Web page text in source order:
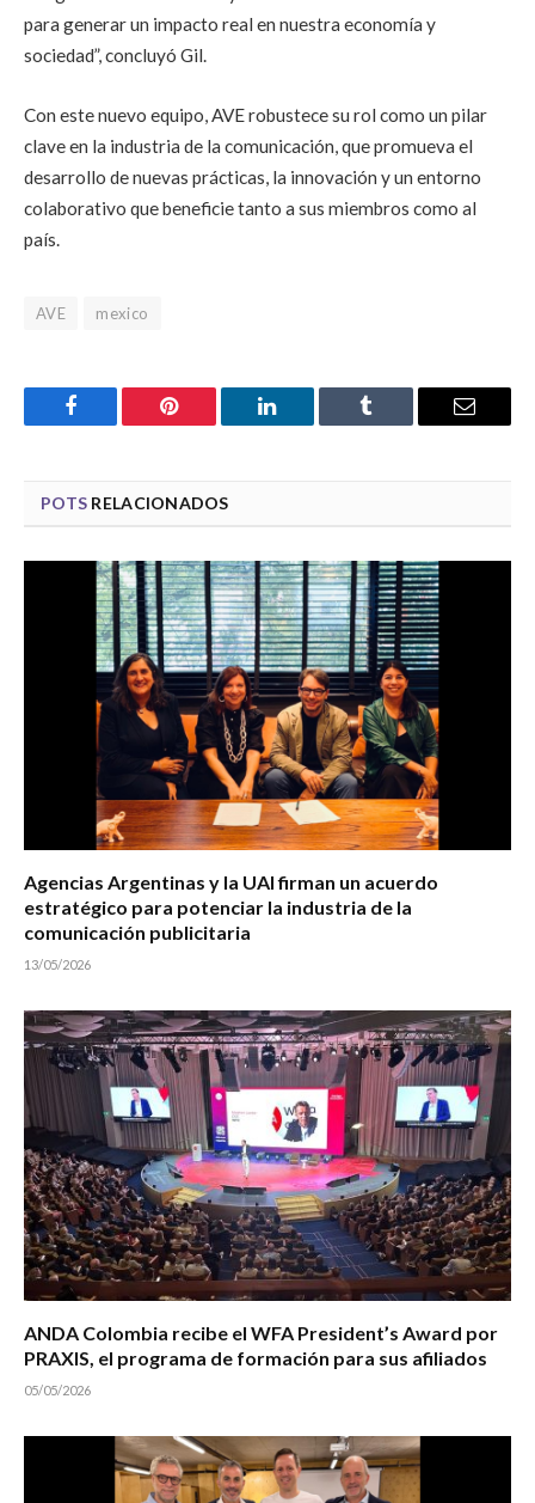
para generar un impacto real en nuestra economía y
sociedad”, concluyó Gil.
Con este nuevo equipo, AVE robustece su rol como un pilar
clave en la industria de la comunicación, que promueva el
desarrollo de nuevas prácticas, la innovación y un entorno
colaborativo que beneficie tanto a sus miembros como al
país.
AVE mexico
Facebook Pinterest LinkedIn Tumblr Email
POTS RELACIONADOS
Agencias Argentinas y la UAI firman un acuerdo
estratégico para potenciar la industria de la
comunicación publicitaria
13/05/2026
ANDA Colombia recibe el WFA President’s Award por
PRAXIS, el programa de formación para sus afiliados
05/05/2026